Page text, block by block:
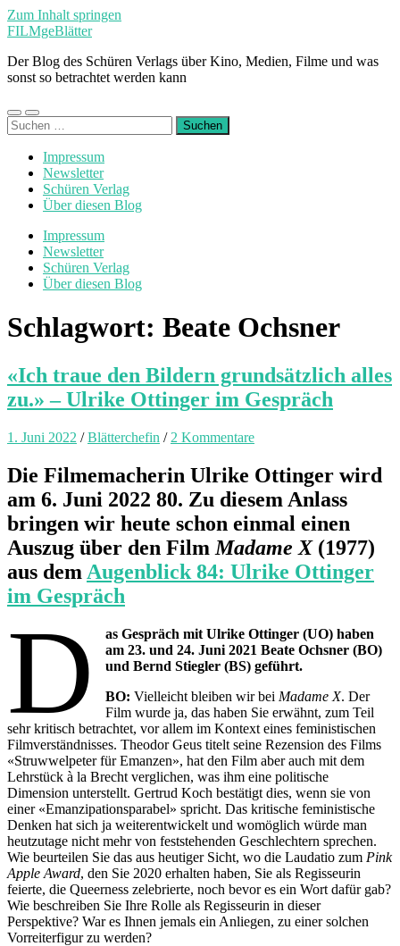
Zum Inhalt springen
FILMgeBlätter
Der Blog des Schüren Verlags über Kino, Medien, Filme und was
sonst so betrachtet werden kann
Mobile-
Menü
Suchfeld
ein-/ausblenden
Suchen
nach:
Impressum
Newsletter
Schüren Verlag
Über diesen Blog
Impressum
Newsletter
Schüren Verlag
Über diesen Blog
Schlagwort: Beate Ochsner
«Ich traue den Bildern grundsätzlich alles
zu.» – Ulrike Ottinger im Gespräch
1. Juni 2022 /Blätterchefin / 2 Kommentare
Die Filmemacherin Ulrike Ottinger wird
am 6. Juni 2022 80. Zu diesem Anlass
bringen wir heute schon einmal einen
Auszug über den Film Madame X(1977)
aus dem Augenblick 84: Ulrike Ottinger
im Gespräch
D
as Gespräch mit Ulrike Ottinger (UO) haben
am 23. und 24. Juni 2021 Beate Ochsner (BO)
und Bernd Stiegler (BS) geführt.
BO: Vielleicht bleiben wir bei Madame X. Der
Film wurde ja, das haben Sie erwähnt, zum Teil
sehr kritisch betrachtet, vor allem im Kontext eines feministischen
Filmverständnisses. Theodor Geus titelt seine Rezension des Films
«Struwwelpeter für Emanzen», hat den Film aber auch mit dem
Lehrstück à la Brecht verglichen, was ihm eine politische
Dimension unterstellt. Gertrud Koch bestätigt dies, wenn sie von
einer «Emanzipationsparabel» spricht. Das kritische feministische
Denken hat sich ja weiterentwickelt und womöglich würde man
heutzutage nicht mehr von feststehenden Geschlechtern sprechen.
Wie beurteilen Sie das aus heutiger Sicht, wo die Laudatio zum Pink
Apple Award, den Sie 2020 erhalten haben, Sie als Regisseurin
feierte, die Queerness zelebrierte, noch bevor es ein Wort dafür gab?
Wie beschreiben Sie Ihre Rolle als Regisseurin in dieser
Perspektive? War es Ihnen jemals ein Anliegen, zu einer solchen
Vorreiterfigur zu werden?